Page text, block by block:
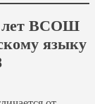
лет ВСОШ
языку